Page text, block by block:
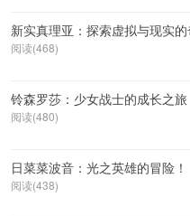
新实真理亚：探索虚拟与现实
阅读(468)
铃森罗莎：少女战士的成长之旅
阅读(480)
日菜菜波音：光之英雄的冒险！
阅读(438)